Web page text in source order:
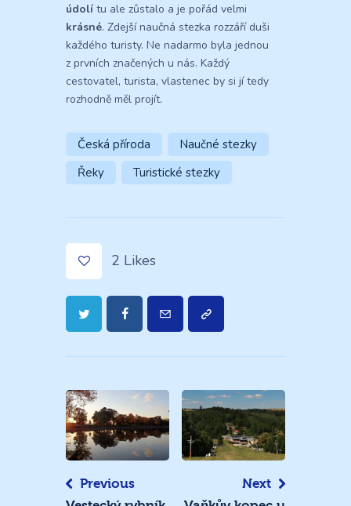
údolí tu ale zůstalo a je pořád velmi
krásné. Zdejší naučná stezka rozzáří duši
každého turisty. Ne nadarmo byla jednou
z prvních značených u nás. Každý
cestovatel, turista, vlastenec by si jí tedy
rozhodně měl projít.
Česká příroda
Naučné stezky
Řeky
Turistické stezky
2 Likes
Navigace
pro
příspěvek
Previous
Next